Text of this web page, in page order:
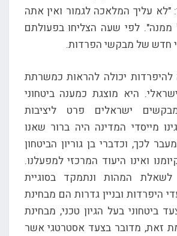
"לא עליך המלאכה לגמור ואין אתה
ממנה". לפי שעה הצליחו בפעולתם
חדש של מבקשי הפרדות.
יכולה להראות כמשרתת
היא מוצגת כמענה ביטחוני
ישראלים פרט ליציבות
מייסדי המדינה היה ברור שאנו
לכך, וכדברי בן גוריון הביטחון
ואינו היעוד המרכזי למפעלנו.
המהות ונתמקד בסוגיית
היפרדות ובניין גדרות הם מבחינת
ביטחוני בעל הגיון טכני, מבחינת
זאת, מדובר בצעד אסטרטגי אשר